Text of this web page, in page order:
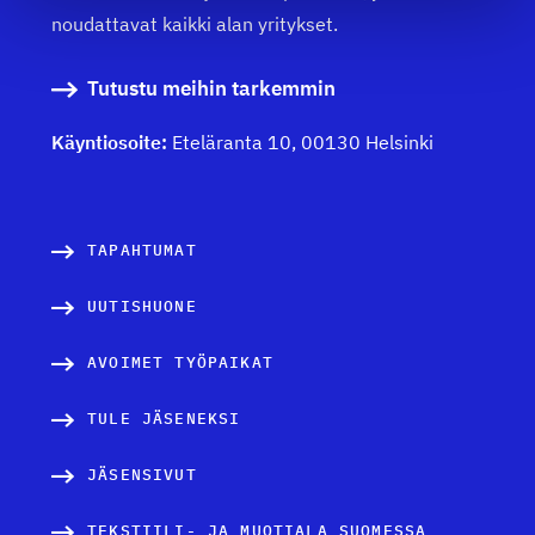
noudattavat kaikki alan yritykset.
Tutustu meihin tarkemmin
Käyntiosoite: Eteläranta 10, 00130 Helsinki
TAPAHTUMAT
UUTISHUONE
AVOIMET TYÖPAIKAT
TULE JÄSENEKSI
JÄSENSIVUT